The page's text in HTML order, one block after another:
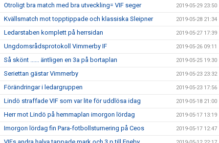
Otroligt bra match med bra utveckling= VIF seger 2019-05-29 23:50
Kvällsmatch mot topptippade och klassiska Sleipner 2019-05-28 21:34
Ledarstaben komplett på herrsidan 2019-05-27 17:39
Ungdomsrådsprotokoll Vimmerby IF 2019-05-26 09:11
Så skönt ...... äntligen en 3a på bortaplan 2019-05-25 19:30
Seriettan gästar Vimmerby 2019-05-23 23:32
Förändringar i ledargruppen 2019-05-23 17:56
Lindö straffade VIF som var lite för uddlösa idag 2019-05-18 21:00
Herr mot Lindö på hemmaplan imorgon lördag 2019-05-17 13:19
Imorgon lördag fin Para-fotbollsturnering på Ceos 2019-05-17 12:47